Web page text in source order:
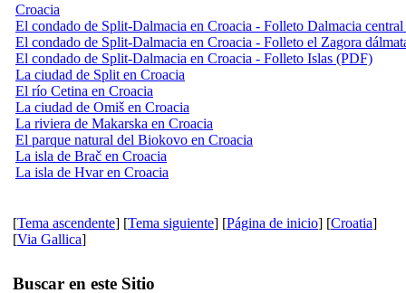
Croacia
El condado de Split-Dalmacia en Croacia - Folleto Dalmacia
El condado de Split-Dalmacia en Croacia - Folleto el Zagora
El condado de Split-Dalmacia en Croacia - Folleto Islas (PDF)
La ciudad de Split en Croacia
El río Cetina en Croacia
La ciudad de Omiš en Croacia
La riviera de Makarska en Croacia
El parque natural del Biokovo en Croacia
La isla de Brač en Croacia
La isla de Hvar en Croacia
[Tema ascendente] [Tema siguiente] [Página de inicio] [Croatia]
[Via Gallica]
Buscar en este Sitio